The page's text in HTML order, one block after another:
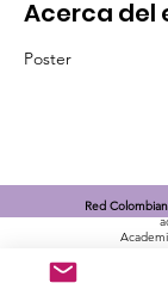
Acerca del
Poster
Red
Ciencias